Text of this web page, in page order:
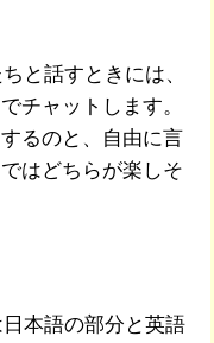
と話すときには、
チャットします。
るのと、自由に言
はどちらが楽しそ
本語の部分と英語